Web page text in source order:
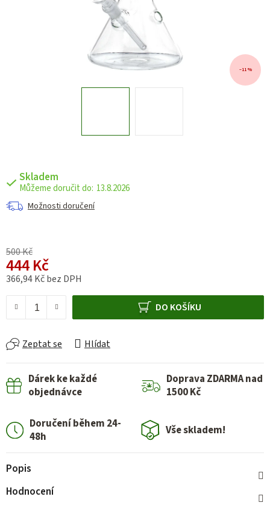
Skladem
13.8.2026
Možnosti doručení
500 Kč
444 Kč
366,94 Kč bez DPH
DO KOŠÍKU
Zeptat se Hlídat
–11 %
Dárek ke každé
objednávce
Doprava ZDARMA nad
1500 Kč
Doručení během 24-
48h
Vše skladem!
Popis
Hodnocení